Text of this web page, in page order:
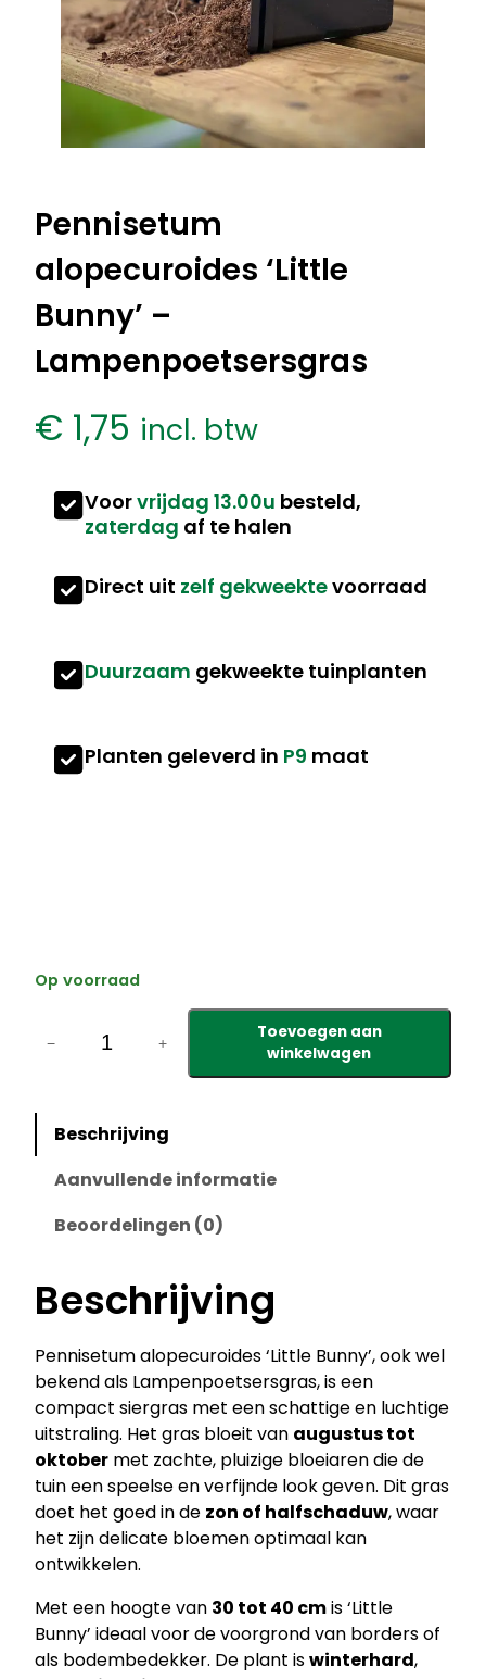
Pennisetum
alopecuroides ‘Little
Bunny’ –
Lampenpoetsersgras
€ 1,75 incl. btw
Voorvrijdag 13.00u besteld,
zaterdag af te halen
Direct uit zelf gekweektevoorraad
Duurzaam gekweekte tuinplanten
Planten geleverd in P9 maat
Op voorraad
s
a
p
e
c
u
r
o
i
d
e
‘
L
i
− +
Toevoegen aan
winkelwagen
Beschrijving
Aanvullende informatie
Beoordelingen (0)
Beschrijving
Pennisetum alopecuroides ‘Little Bunny’, ook wel
bekend als Lampenpoetsersgras, is een
compact siergras met een schattige en luchtige
uitstraling. Het gras bloeit van augustus tot
oktober met zachte, pluizige bloeiaren die de
tuin een speelse en verfijnde look geven. Dit gras
doet het goed in de zon of halfschaduw, waar
het zijn delicate bloemen optimaal kan
ontwikkelen.
Met een hoogte van 30 tot 40 cmis ‘Little
Bunny’ ideaal voor de voorgrond van borders of
als bodembedekker. De plant iswinterhard,